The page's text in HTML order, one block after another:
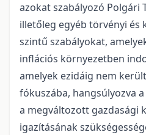
azokat szabályozó Polgári
illetőleg egyéb törvényi és
szintű szabályokat,
inflációs környezetben
amelyek ezidáig nem
fókuszába, hangsúlyozva
a megváltozott gazdasági
igazításának